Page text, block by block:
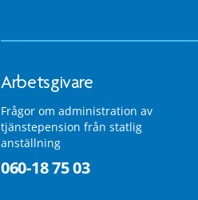
Arbetsgivare
Frågor om administration av
tjänstepension från statlig
anställning
060-18 75 03